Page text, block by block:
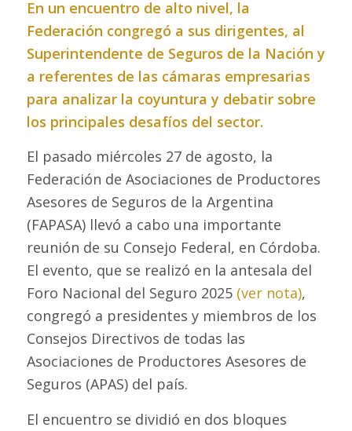
En un encuentro de alto nivel, la
Federación congregó a sus dirigentes, al
Superintendente de Seguros de la Nación y
a referentes de las cámaras empresarias
para analizar la coyuntura y debatir sobre
los principales desafíos del sector.
El pasado miércoles 27 de agosto, la
Federación de Asociaciones de Productores
Asesores de Seguros de la Argentina
(FAPASA) llevó a cabo una importante
reunión de su Consejo Federal, en Córdoba.
El evento, que se realizó en la antesala del
Foro Nacional del Seguro 2025 (ver nota),
congregó a presidentes y miembros de los
Consejos Directivos de todas las
Asociaciones de Productores Asesores de
Seguros (APAS) del país.
El encuentro se dividió en dos bloques